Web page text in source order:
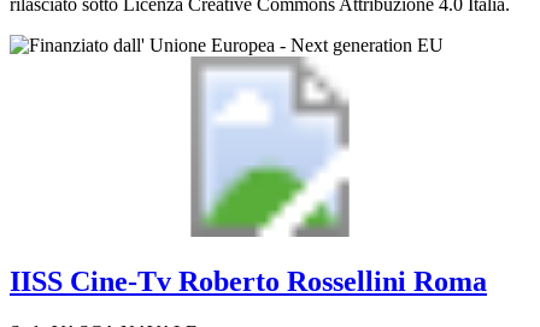
rilasciato sotto Licenza Creative Commons Attribuzione 4.0 Italia.
IISS Cine-Tv Roberto Rossellini Roma